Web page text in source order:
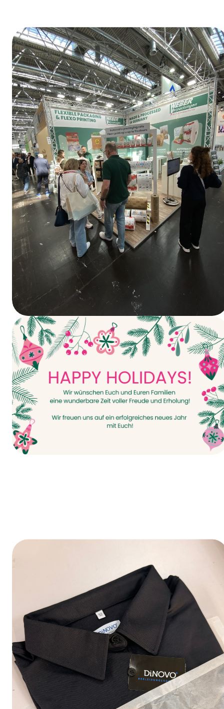
Vandaag gaat het van start – INTERPACK
2026!